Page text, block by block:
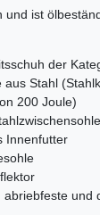
und ist
der
aus Stahl
200 Joule)
Innenfutter
abriebfeste und